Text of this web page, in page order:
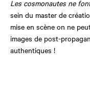
Les cosmonautes ne
sein du master de
mise en scène on ne
images de post-
authentiques !